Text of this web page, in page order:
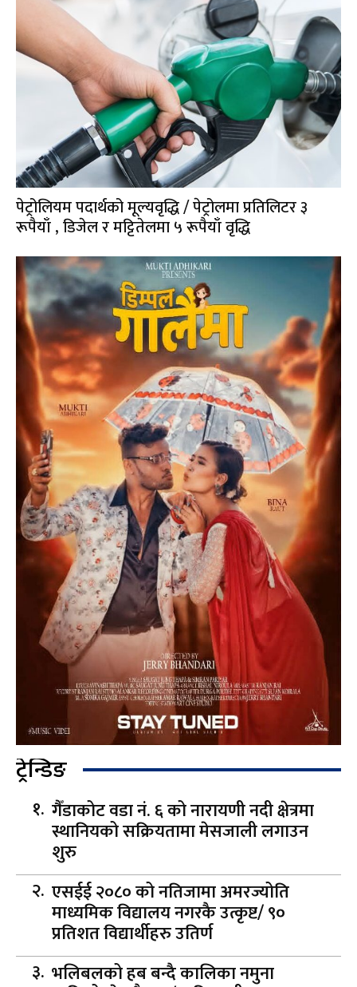
पेट्रोलियम पदार्थको मूल्यवृद्धि / पेट्रोलमा प्रतिलिटर ३
रूपैयाँ , डिजेल र मट्टितेलमा ५ रूपैयाँ वृद्धि
ट्रेन्डिङ
गैँडाकोट वडा नं. ६ को नारायणी नदी क्षेत्रमा
स्थानियको सक्रियतामा मेसजाली लगाउन
शुरु
एसईई २०८० को नतिजामा अमरज्योति
माध्यमिक विद्यालय नगरकै उत्कृष्ट/ ९०
प्रतिशत विद्यार्थीहरु उतिर्ण
भलिबलको हब बन्दै कालिका नमुना